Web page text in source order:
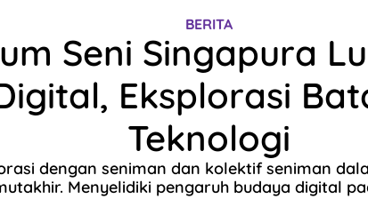
BERITA
Seni Singapura
Eksplorasi
Teknologi
dengan seniman dan kolektif seniman
Menyelidiki pengaruh budaya digital